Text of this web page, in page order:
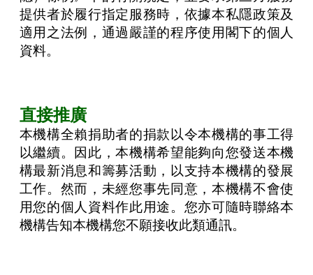
提供者於履行指定服務時，依據本私隱政策及
適用之法例，通過嚴謹的程序使用閣下的個人
資料。
直接推廣
本機構全賴捐助者的捐款以令本機構的事工得
以繼續。因此，本機構希望能夠向您發送本機
構最新消息和籌募活動，以支持本機構的發展
工作。然而，未經您事先同意，本機構不會使
用您的個人資料作此用途。您亦可隨時聯絡本
機構告知本機構您不願接收此類通訊。